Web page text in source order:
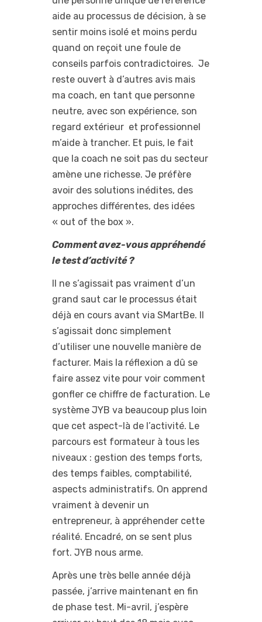
aide au processus de décision, à se
sentir moins isolé et moins perdu
quand on reçoit une foule de
conseils parfois contradictoires. Je
reste ouvert à d’autres avis mais
ma coach, en tant que personne
neutre, avec son expérience, son
regard extérieur et professionnel
m’aide à trancher. Et puis, le fait
que la coach ne soit pas du secteur
amène une richesse. Je préfère
avoir des solutions inédites, des
approches différentes, des idées
« out of the box ».
Comment avez-vous appréhendé
le test d’activité ?
Il ne s’agissait pas vraiment d’un
grand saut car le processus était
déjà en cours avant via SMartBe. Il
s’agissait donc simplement
d’utiliser une nouvelle manière de
facturer. Mais la réflexion a dû se
faire assez vite pour voir comment
gonfler ce chiffre de facturation. Le
système JYB va beaucoup plus loin
que cet aspect-là de l’activité. Le
parcours est formateur à tous les
niveaux : gestion des temps forts,
des temps faibles, comptabilité,
aspects administratifs. On apprend
vraiment à devenir un
entrepreneur, à appréhender cette
réalité. Encadré, on se sent plus
fort. JYB nous arme.
Après une très belle année déjà
passée, j’arrive maintenant en fin
de phase test. Mi-avril, j’espère